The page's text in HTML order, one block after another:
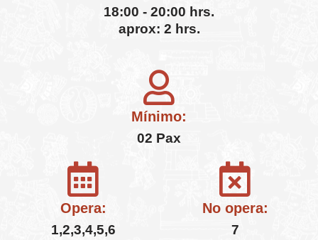
18:00 - 20:00 hrs.
aprox: 2 hrs.
Mínimo:
02 Pax
Opera:
1,2,3,4,5,6
No opera:
7